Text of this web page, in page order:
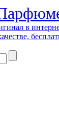
в